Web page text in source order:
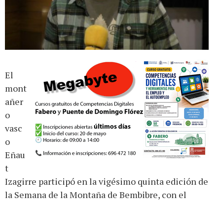
El
mont
añer
o
vasc
o
Eñau
t
Izagirre participó en la vigésimo quinta edición de
la Semana de la Montaña de Bembibre, con el